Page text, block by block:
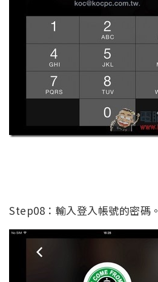
Step08：輸入登入帳號的密碼。